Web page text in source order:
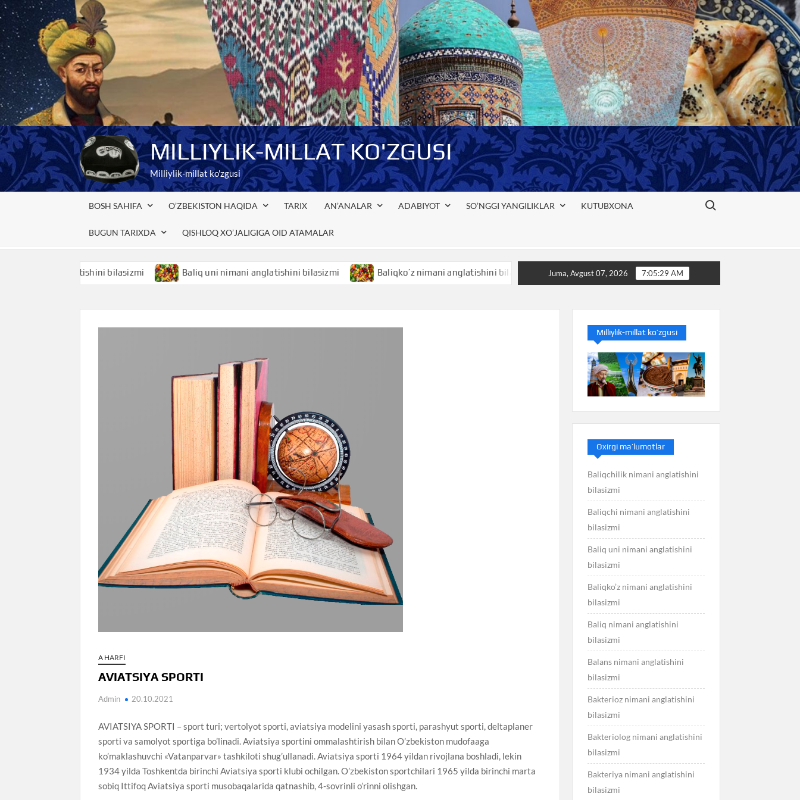
Skip
to
content
MILLIYLIK-MILLAT KO'ZGUSI
Milliylik-millat ko'zgusi
BOSH SAHIFA O’ZBEKISTON HAQIDA TARIX AN’ANALAR ADABIYOT SO’NGGI YANGILIKLAR KUTUBXONA
BUGUN TARIXDA QISHLOQ XO’JALIGIGA OID ATAMALAR
Search for:
anglatishini bilasizmi Baliq uni nimani anglatishini bilasizmi Baliqko’z nimani anglatishini bilasizmi Baliq nimani anglatishini bilasizmi
Juma, Avgust 07, 2026 7:05:29 AM
A HARFI
AVIATSIYA SPORTI
Admin 20.10.2021
AVIATSIYA SPORTI – sport turi; vertolyot sporti, aviatsiya modelini yasash sporti, parashyut sporti, deltaplaner
sporti va samolyot sportiga bo’linadi. Aviatsiya sportini ommalashtirish bilan O’zbekiston mudofaaga
ko’maklashuvchi «Vatanparvar» tashkiloti shug’ullanadi. Aviatsiya sporti 1964 yildan rivojlana boshladi, lekin
1934 yilda Toshkentda birinchi Aviatsiya sporti klubi ochilgan. O’zbekiston sportchilari 1965 yilda birinchi marta
sobiq Ittifoq Aviatsiya sporti musobaqalarida qatnashib, 4-sovrinli o’rinni olishgan.
Milliylik-millat ko’zgusi
Oxirgi ma’lumotlar
Baliqchilik nimani anglatishini
bilasizmi
Baliqchi nimani anglatishini
bilasizmi
Baliq uni nimani anglatishini
bilasizmi
Baliqko’z nimani anglatishini
bilasizmi
Baliq nimani anglatishini
bilasizmi
Balans nimani anglatishini
bilasizmi
Bakterioz nimani anglatishini
bilasizmi
Bakteriolog nimani anglatishini
bilasizmi
Bakteriya nimani anglatishini
bilasizmi